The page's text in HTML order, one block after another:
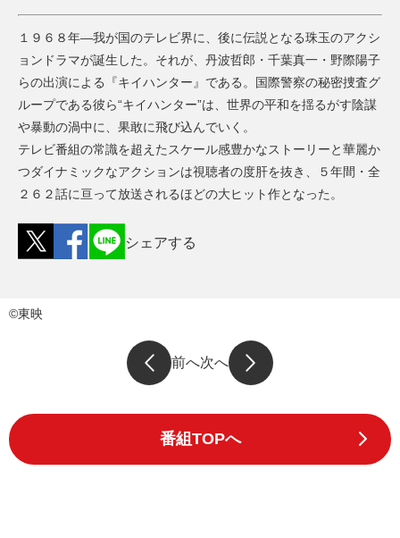
１９６８年―我が国のテレビ界に、後に伝説となる珠玉のアクシ
ョンドラマが誕生した。それが、丹波哲郎・千葉真一・野際陽子
らの出演による『キイハンター』である。国際警察の秘密捜査グ
ループである彼ら“キイハンター”は、世界の平和を揺るがす陰謀
や暴動の渦中に、果敢に飛び込んでいく。
テレビ番組の常識を超えたスケール感豊かなストーリーと華麗か
つダイナミックなアクションは視聴者の度肝を抜き、５年間・全
２６２話に亘って放送されるほどの大ヒット作となった。
シェアする
©東映
前へ次へ
番組TOPへ